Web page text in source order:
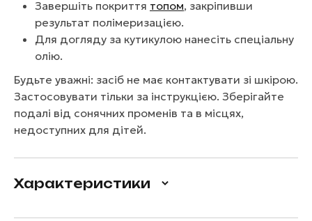
Завершіть покриття топом, закріпивши
результат полімеризацією.
Для догляду за кутикулою нанесіть спеціальну
олію.
Будьте уважні: засіб не має контактувати зі шкірою.
Застосовувати тільки за інструкцією. Зберігайте
подалі від сонячних променів та в місцях,
недоступних для дітей.
Характеристики